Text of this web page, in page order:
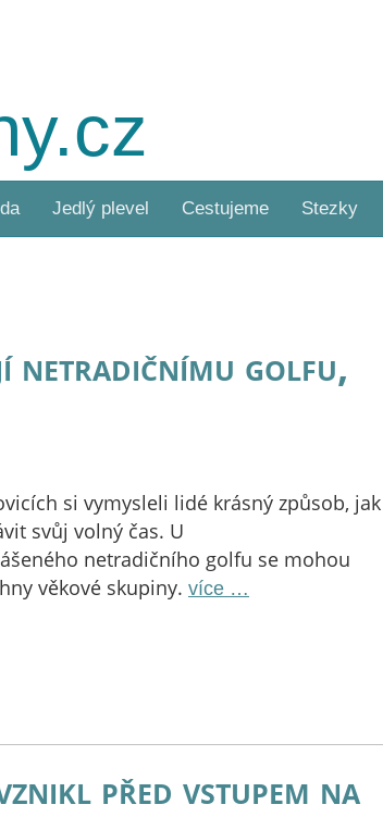
Jedlý plevel Cestujeme Stezky
netradičnímu golfu,
si vymysleli lidé krásný způsob, jak
svůj volný čas. U
netradičního golfu se mohou
věkové skupiny. více …
před vstupem na